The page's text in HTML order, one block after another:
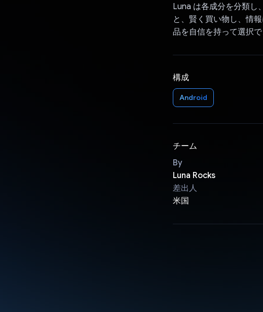
Luna は各成分を分類し
と、賢く買い物し、情
品を自信を持って選択で
構成
Android
チーム
By
Luna Rocks
差出人
米国